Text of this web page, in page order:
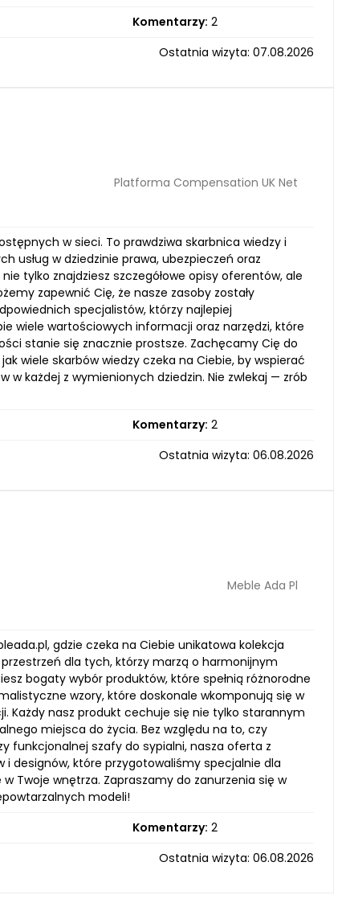
Komentarzy: 2
Ostatnia wizyta: 07.08.2026
Platforma Compensation UK Net
w sieci. To prawdziwa skarbnica wiedzy i
usług w dziedzinie prawa, ubezpieczeń oraz
tylko znajdziesz szczegółowe opisy oferentów, ale
zapewnić Cię, że nasze zasoby zostały
specjalistów, którzy najlepiej
wiele wartościowych informacji oraz narzędzi, które
stanie się znacznie prostsze. Zachęcamy Cię do
wiele skarbów wiedzy czeka na Ciebie, by wspierać
każdej z wymienionych dziedzin. Nie zwlekaj — zrób
Komentarzy: 2
Ostatnia wizyta: 06.08.2026
Meble Ada Pl
gdzie czeka na Ciebie unikatowa kolekcja
dla tych, którzy marzą o harmonijnym
bogaty wybór produktów, które spełnią różnorodne
wzory, które doskonale wkomponują się w
Każdy nasz produkt cechuje się nie tylko starannym
miejsca do życia. Bez względu na to, czy
funkcjonalnej szafy do sypialni, nasza oferta z
i designów, które przygotowaliśmy specjalnie dla
Twoje wnętrza. Zapraszamy do zanurzenia się w
modeli!
Komentarzy: 2
Ostatnia wizyta: 06.08.2026